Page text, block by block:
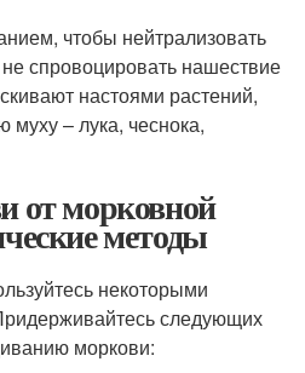
чтобы нейтрализовать
спровоцировать нашествие
настоями растений,
– лука, чеснока,
от морковной
методы
некоторыми
следующих
моркови: